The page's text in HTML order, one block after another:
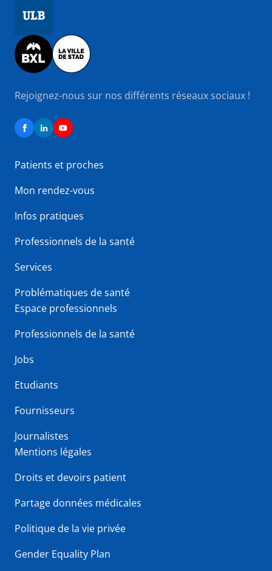
Image
Rejoignez-nous sur nos différents réseaux sociaux !
Patients et proches
Mon rendez-vous
Infos pratiques
Professionnels de la santé
Services
Problématiques de santé
Espace professionnels
Professionnels de la santé
Jobs
Etudiants
Fournisseurs
Journalistes
Mentions légales
Droits et devoirs patient
Partage données médicales
Politique de la vie privée
Gender Equality Plan